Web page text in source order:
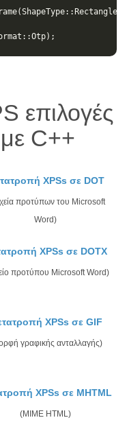
(ShapeType:: Rectangle
::Otp);
επιλογές
C++
XPSs σε DOT
προτύπων του Microsoft
Word)
XPSs σε DOTX
προτύπου Microsoft Word)
XPSs σε GIF
γραφικής ανταλλαγής)
XPSs σε MHTML
(MIME HTML)